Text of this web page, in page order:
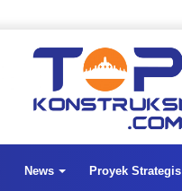
News Proyek Strategis